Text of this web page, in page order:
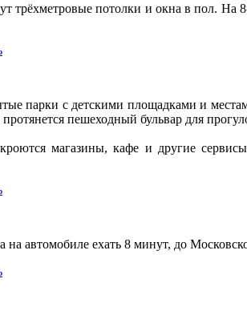
трёхметровые потолки и окна в пол.
парки с детскими площадками и
пешеходный бульвар для
магазины, кафе и другие
на автомобиле ехать 8 минут, до